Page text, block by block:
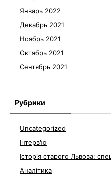
Январь 2022
Декабрь 2021
Ноябрь 2021
Октябрь 2021
Сентябрь 2021
Рубрики
Uncategorized
Інтерв'ю
Історія старого Львова:
Аналітика